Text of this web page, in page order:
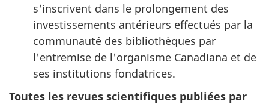
s'inscrivent dans le prolongement des
investissements antérieurs effectués par la
communauté des bibliothèques par
l'entremise de l'organisme Canadiana et de
ses institutions fondatrices.
Toutes les revues scientifiques publiées par